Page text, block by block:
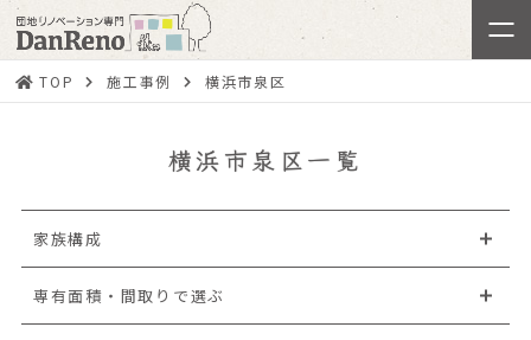
TOP 施工事例 横浜市泉区
横浜市泉区一覧
家族構成
専有面積・間取りで選ぶ